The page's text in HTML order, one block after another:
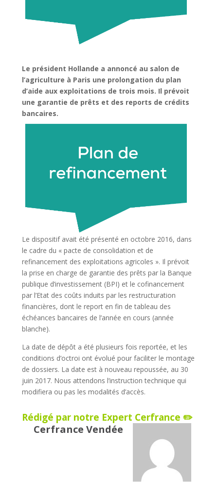
Le président Hollande a annoncé au salon de
l’agriculture à Paris une prolongation du plan
d’aide aux exploitations de trois mois. Il prévoit
une garantie de prêts et des reports de crédits
bancaires.
Le dispositif avait été présenté en octobre 2016, dans
le cadre du « pacte de consolidation et de
refinancement des exploitations agricoles ». Il prévoit
la prise en charge de garantie des prêts par la Banque
publique d’investissement (BPI) et le cofinancement
par l’Etat des coûts induits par les restructuration
financières, dont le report en fin de tableau des
échéances bancaires de l’année en cours (année
blanche).
La date de dépôt a été plusieurs fois reportée, et les
conditions d’octroi ont évolué pour faciliter le montage
de dossiers. La date est à nouveau repoussée, au 30
juin 2017. Nous attendons l’instruction technique qui
modifiera ou pas les modalités d’accès.
Rédigé par notre Expert Cerfrance ✏️
Cerfrance Vendée